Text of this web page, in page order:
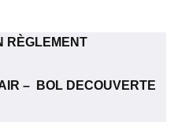
RÈGLEMENT
– BOL DECOUVERTE